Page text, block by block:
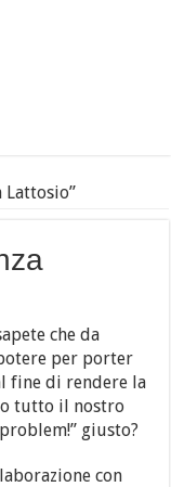
Lattosio”
che da
per porter
fine di rendere la
tutto il nostro
giusto?
con